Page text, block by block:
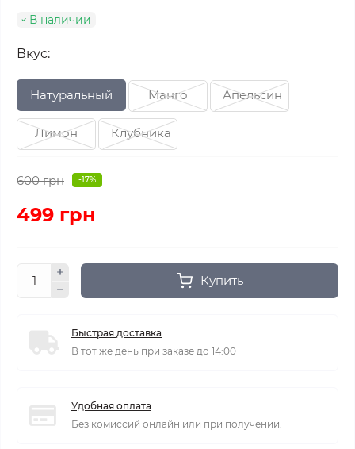
В наличии
Вкус:
Натуральный Манго Апельсин
Лимон Клубника
600 грн -17%
499 грн
Купить
Быстрая доставка
В тот же день при заказе до 14:00
Удобная оплата
Без комиссий онлайн или при получении.